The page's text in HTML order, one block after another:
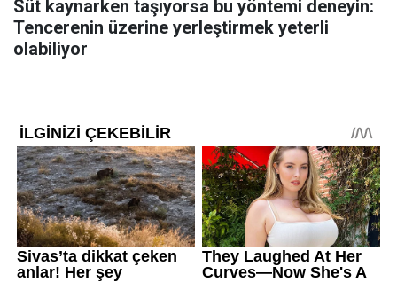
Süt kaynarken taşıyorsa bu yöntemi deneyin:
Tencerenin üzerine yerleştirmek yeterli
olabiliyor